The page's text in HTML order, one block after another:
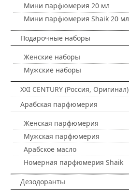
Мини парфюмерия 20 мл
Мини парфюмерия Shaik 20 мл
Подарочные наборы
Женские наборы
Мужские наборы
XXI CENTURY (Россия, Оригинал)
Арабская парфюмерия
Женская парфюмерия
Мужская парфюмерия
Арабское масло
Номерная парфюмерия Shaik
Дезодоранты